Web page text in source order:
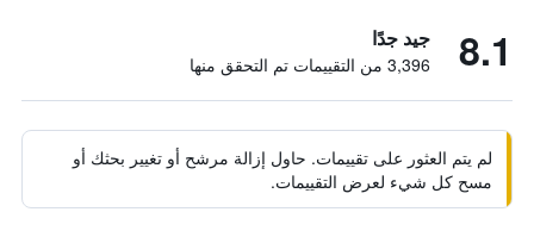
8.1 جيد جدًا
3,396 من التقييمات تم التحقق منها
لم يتم العثور على تقييمات. حاول إزالة مرشح أو تغيير بحثك أو
مسح كل شيء لعرض التقييمات.